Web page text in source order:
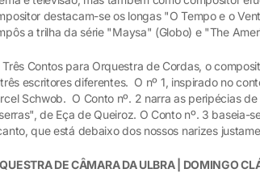
destacam-se os longas "O Tempo e o
a trilha da série "Maysa" (Globo) e "The
Três Contos para Orquestra de Cordas, o
escritores diferentes. O nº 1, inspirado no
Schwob. O Conto nº. 2 narra as peripécias
de Eça de Queiroz. O Conto nº. 3 baseia-
que está debaixo dos nossos narizes
DE CÂMARA DA ULBRA | DOMINGO